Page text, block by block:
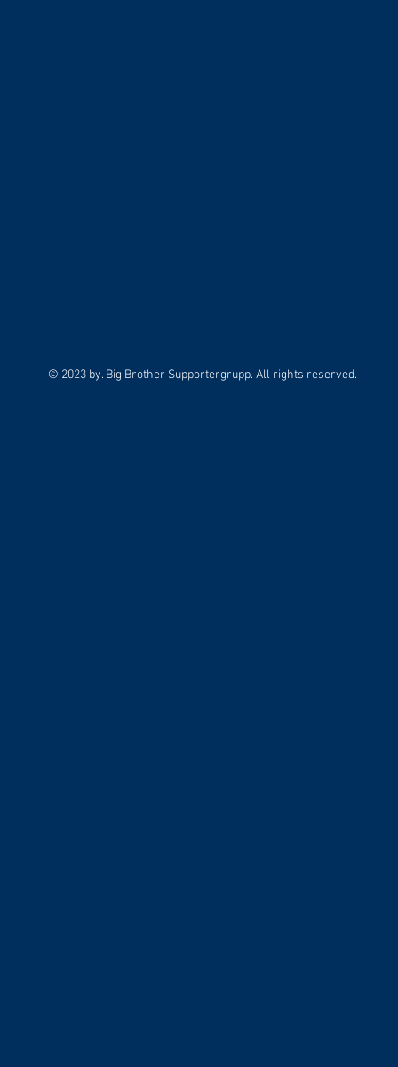
© 2023 by. Big Brother Supportergrupp. All rights reserved.